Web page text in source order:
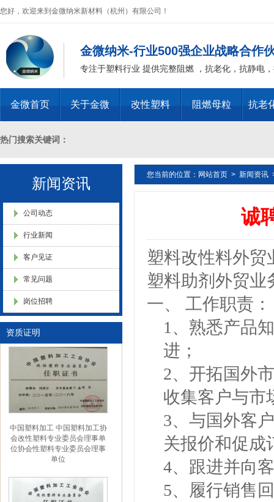
您好，欢迎来到金微纳米新材料（杭州）有限公司！
金微纳米-行业500强企业战略合作
专注于塑料行业 提供完整阻燃 ，抗老化，抗静电
金微首页 关于金微 改性塑料 阻燃母粒 抗老
热门搜索关键词：
十溴二苯乙烷母粒，三氧化二锑母粒，三氧化二锑替代物 PVC 无卤
燃 ABS阻燃 ，PA 阻燃，PET阻燃 ，PBT阻燃 ，环氧树脂阻燃，玻璃
化，抗静电母粒，阻燃料，抗老化料，环氧树脂抗老化，油漆涂料抗菌
新闻资讯
公司动态
行业新闻
客户见证
常见问题
岗位招聘
资质证明
浙江省创新型企业稳定
金微纳米新材料 杭州）公司营
业执照
金微纳米（杭州）有限公司搬
新址
会改性塑料专业委员会理事单
位协会性塑料专业委员会理事
单位
您当前的位置： 网站首页 > 新闻资讯
诚
塑料改性料外贸
塑料助剂外贸业
一、 工作职责：
1、熟悉产品
进；
2、开拓国外
收集客户与市
3、与国外客
关报价和促成
4、跟进并向
5、履行销售